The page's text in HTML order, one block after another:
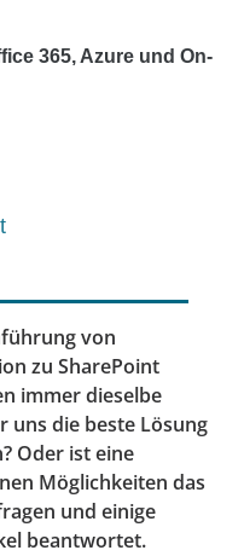
365, Azure und On-
von
zu SharePoint
immer dieselbe
uns die beste Lösung
Oder ist eine
Möglichkeiten das
und einige
beantwortet.